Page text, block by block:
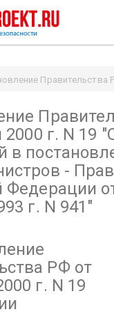
Правительства
в постановление
Федерации от
г. N 19
в
-
Федерации
г. N 941"
РФ от
г. N 19